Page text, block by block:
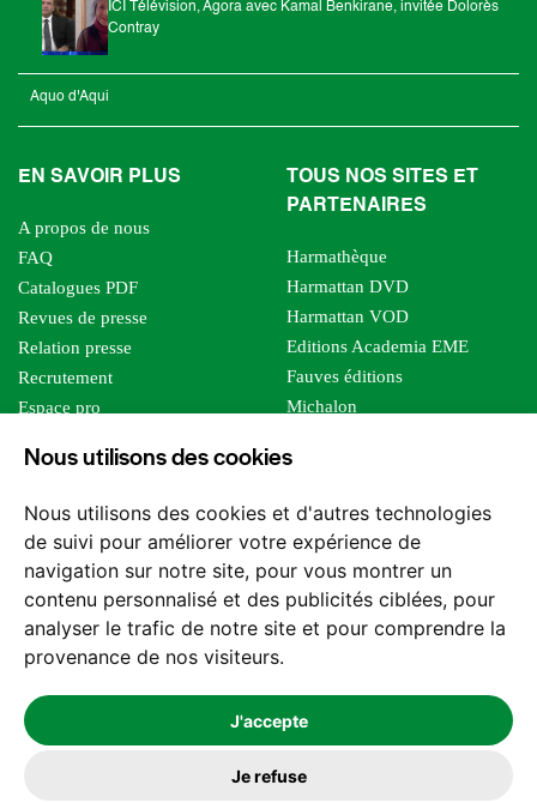
Nous utilisons des cookies
Nous utilisons des cookies et d'autres technologies
de suivi pour améliorer votre expérience de
navigation sur notre site, pour vous montrer un
contenu personnalisé et des publicités ciblées, pour
analyser le trafic de notre site et pour comprendre la
provenance de nos visiteurs.
J'accepte
Je refuse
ICI Télévision, Agora avec Kamal Benkirane, invitée Dolorès
Contray
Aquo d'Aqui
EN SAVOIR PLUS
A propos de nous
FAQ
Catalogues PDF
Revues de presse
Relation presse
Recrutement
Espace pro
Foreign rights
TOUS NOS SITES ET
PARTENAIRES
Harmathèque
Harmattan DVD
Harmattan VOD
Editions Academia EME
Fauves éditions
Michalon
Editions Sutton
Les impliqués
Tous les éditeurs
Nos structures
Nous contacter